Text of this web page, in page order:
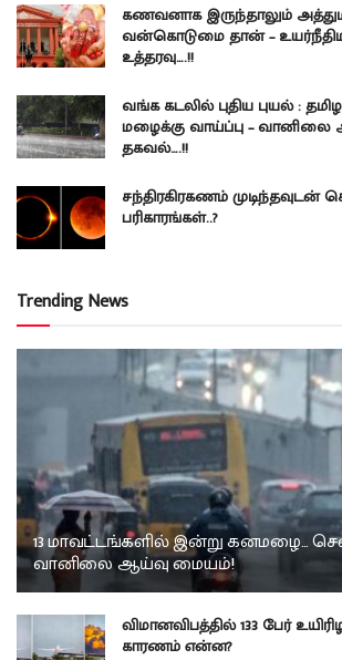
கணவனாக இருந்தாலும்
வன்கொடுமை தான் –
உத்தரவு….!!
வங்க கடலில் புதிய புயல் :
மழைக்கு வாய்ப்பு –
தகவல்….!!
சந்திரகிரகணம்
பரிகாரங்கள்..?
Trending News
13 மாவட்டங்களில் இன்று கனமழை…
வானிலை ஆய்வு மையம்!
விமானவிபத்தில் 133 பேர்
காரணம் என்ன?